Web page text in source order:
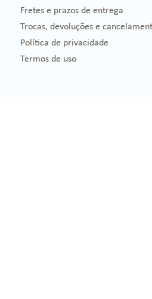
Fretes e prazos de entrega
Trocas, devoluções e
Política de privacidade
Termos de uso